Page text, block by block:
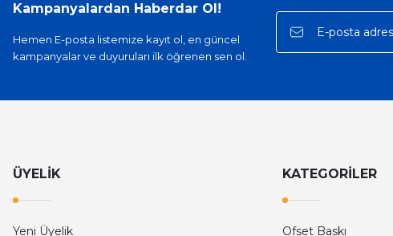
Kampanyalardan Haberdar Ol!
Hemen E-posta listemize kayıt ol, en güncel
kampanyalar ve duyuruları ilk öğrenen sen ol.
ÜYELİK
Yeni Üyelik
KATEGORİLER
Ofset Baskı